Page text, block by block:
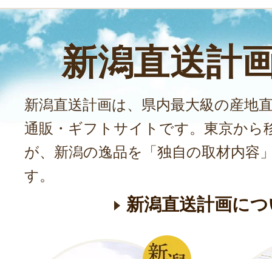
新潟直送計
新潟直送計画は、県内最大級の産地
通販・ギフトサイトです。東京から
が、新潟の逸品を「独自の取材内容
す。
新潟直送計画に